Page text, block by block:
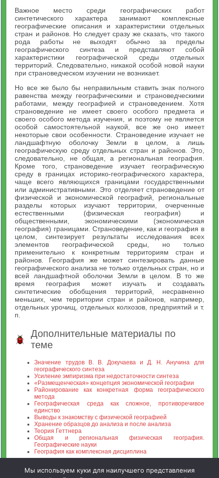
Важное место среди географических работ
синтетического характера занимают комплексные
географические описания и характеристики отдельных
стран и районов. Но следует сразу же сказать, что такого
рода работы не выходят обычно за пределы
географического синтеза и представляют собой
характеристики географической среды отдельных
территорий. Следовательно, никакой особой новой науки
при страноведческом изучении не возникает.
Но все же было бы неправильным ставить знак полного
равенства между географическими и страноведческими
работами, между географией и страноведением. Хотя
страноведение не имеет своего особого предмета и
своего особого метода изучения, и поэтому не является
особой самостоятельной наукой, все же оно имеет
некоторые свои особенности. Страноведение изучает не
ландшафтную оболочку Земли в целом, а лишь
географическую среду отдельных стран и районов. Это,
следовательно, не общая, а региональная география.
Кроме того, страноведение изучает географическую
среду в границах историко-географического характера,
чаще всего являющихся границами государственными
или административными. Это отделяет страноведение от
физической и экономической географий, региональные
разделы которых изучают территории, очерченные
естественными (физическая география) и
общественными, экономическими (экономическая
география) границами. Страноведение, как и география в
целом, синтезирует результаты исследования всех
элементов географической среды, но только
применительно к конкретным территориям стран и
районов. География же может синтезировать данные
географического анализа не только отдельных стран, но и
всей ландшафтной оболочки Земли в целом. В то же
время география может изучать и создавать
синтетические обобщения территорий, несравненно
меньших, чем территории стран и районов, например,
отдельных урочищ, отдельных колхозов, предприятий и т.
п.
Дополнительные материалы по
теме
Значение трудов В. В. Докучаева и Д. Н. Анучина для
географического синтеза
Усиление эмпиризма при недостаточности синтеза
«Размещенческая» концепция экономической географии
Районирование как конкретная форма географического
метода
Географическая среда как сложное, противоречивое
единство
Выводы к знакомству с физической географией
Хранение образцов до анализа и после анализа
Теория Геттнера
Общая и региональная физическая география.
Географические науки
География как комплексная дисциплина
Мы используем куки для наилучшего представления